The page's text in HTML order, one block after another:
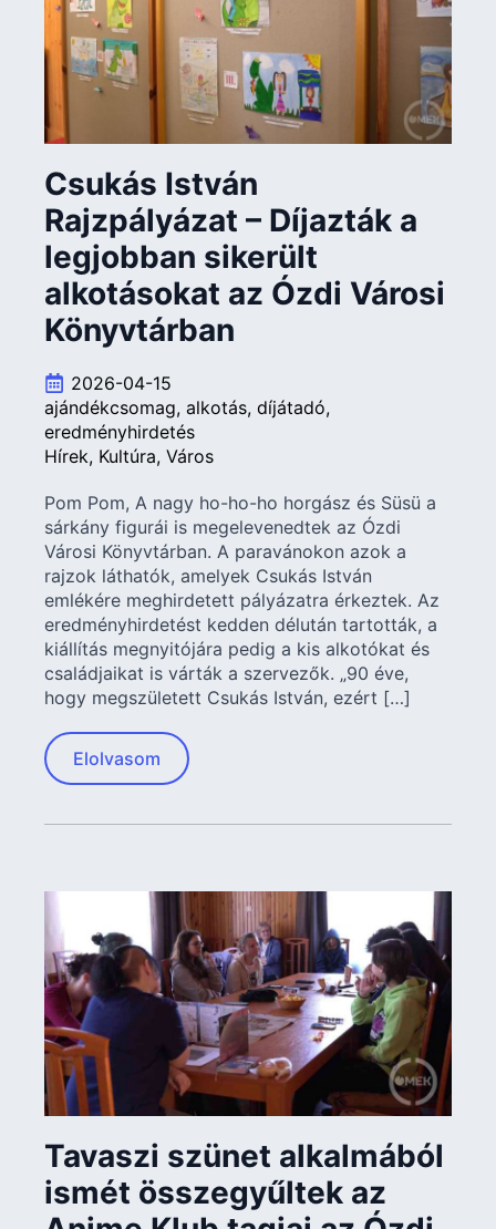
Csukás István
Rajzpályázat – Díjazták a
legjobban sikerült
alkotásokat az Ózdi Városi
Könyvtárban
2026-04-15
ajándékcsomag alkotás díjátadó
eredményhirdetés
Hírek Kultúra Város
Pom Pom, A nagy ho-ho-ho horgász és Süsü a
sárkány figurái is megelevenedtek az Ózdi
Városi Könyvtárban. A paravánokon azok a
rajzok láthatók, amelyek Csukás István
emlékére meghirdetett pályázatra érkeztek. Az
eredményhirdetést kedden délután tartották, a
kiállítás megnyitójára pedig a kis alkotókat és
családjaikat is várták a szervezők. „90 éve,
hogy megszületett Csukás István, ezért […]
Elolvasom
Tavaszi szünet alkalmából
ismét összegyűltek az